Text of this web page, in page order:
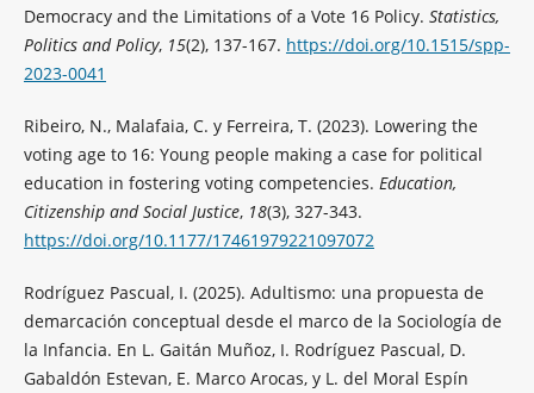
Democracy and the Limitations of a Vote 16 Policy. Statistics,
Politics and Policy, 15(2), 137-167. https://doi.org/10.1515/spp-
2023-0041
Ribeiro, N., Malafaia, C. y Ferreira, T. (2023). Lowering the
voting age to 16: Young people making a case for political
education in fostering voting competencies. Education,
Citizenship and Social Justice, 18(3), 327-343.
https://doi.org/10.1177/17461979221097072
Rodríguez Pascual, I. (2025). Adultismo: una propuesta de
demarcación conceptual desde el marco de la Sociología de
la Infancia. En L. Gaitán Muñoz, I. Rodríguez Pascual, D.
Gabaldón Estevan, E. Marco Arocas, y L. del Moral Espín